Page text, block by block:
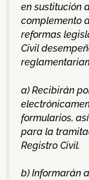
en sustitución
complemento
reformas
Civil
a) Recibirán
formularios,
para la
Registro Civil.
b) Informarán